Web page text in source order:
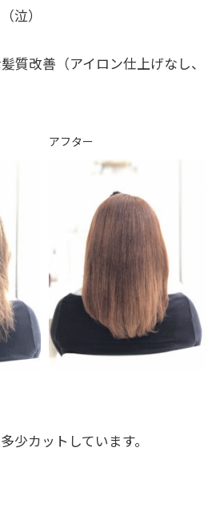
泣）
質改善（アイロン仕上げなし、
アフター
少カットしています。